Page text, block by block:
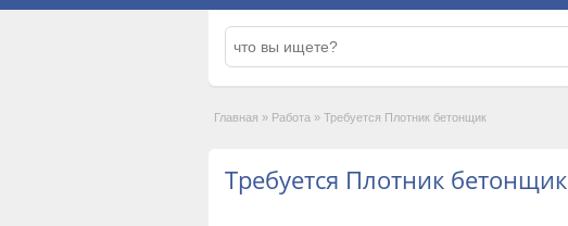
Главная » Работа » Требуется Плотник бетонщик
Требуется Плотник бетонщик